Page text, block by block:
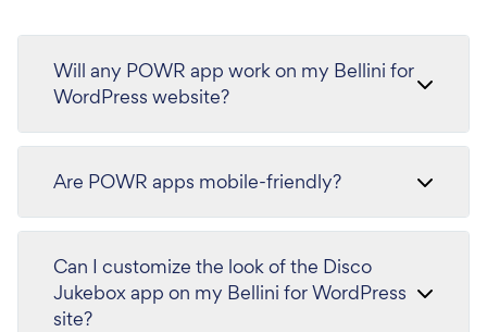
Will any POWR app work on my Bellini for
WordPress website?
Are POWR apps mobile-friendly?
Can I customize the look of the Disco
Jukebox app on my Bellini for WordPress
site?